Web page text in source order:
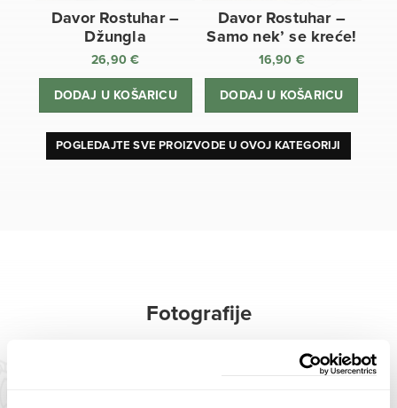
Davor Rostuhar –
Džungla
26,90€
DODAJ U KOŠARICU
Davor Rostuhar –
Samo nek’ se kreće!
16,90 €
DODAJ U KOŠARICU
POGLEDAJTE SVE PROIZVODE U OVOJ KATEGORIJI
Fotografije